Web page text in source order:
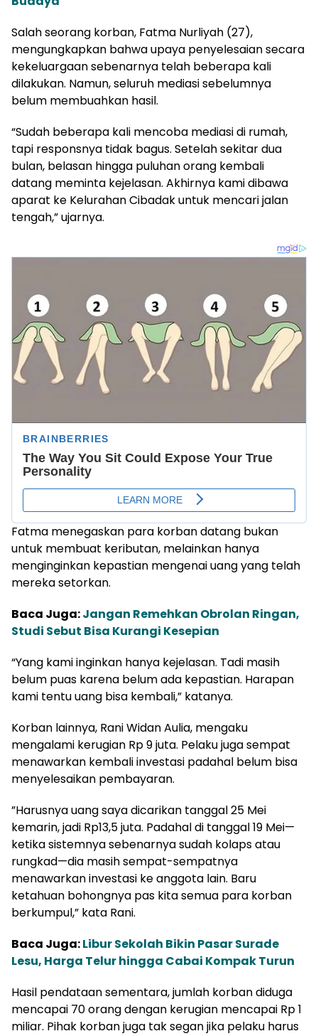
Salah seorang korban, Fatma Nurliyah (27),
mengungkapkan bahwa upaya penyelesaian secara
kekeluargaan sebenarnya telah beberapa kali
dilakukan. Namun, seluruh mediasi sebelumnya
belum membuahkan hasil.
“Sudah beberapa kali mencoba mediasi di rumah,
tapi responsnya tidak bagus. Setelah sekitar dua
bulan, belasan hingga puluhan orang kembali
datang meminta kejelasan. Akhirnya kami dibawa
aparat ke Kelurahan Cibadak untuk mencari jalan
tengah,” ujarnya.
Fatma menegaskan para korban datang bukan
untuk membuat keributan, melainkan hanya
menginginkan kepastian mengenai uang yang telah
mereka setorkan.
Baca Juga:Jangan Remehkan Obrolan Ringan,
Studi Sebut Bisa Kurangi Kesepian
“Yang kami inginkan hanya kejelasan. Tadi masih
belum puas karena belum ada kepastian. Harapan
kami tentu uang bisa kembali,” katanya.
Korban lainnya, Rani Widan Aulia, mengaku
mengalami kerugian Rp 9 juta. Pelaku juga sempat
menawarkan kembali investasi padahal belum bisa
menyelesaikan pembayaran.
​”Harusnya uang saya dicarikan tanggal 25 Mei
kemarin, jadi Rp13,5 juta. Padahal di tanggal 19 Mei—
ketika sistemnya sebenarnya sudah kolaps atau
rungkad—dia masih sempat-sempatnya
menawarkan investasi ke anggota lain. Baru
ketahuan bohongnya pas kita semua para korban
berkumpul,” kata Rani.
Baca Juga:Libur Sekolah Bikin Pasar Surade
Lesu, Harga Telur hingga Cabai Kompak Turun
​Hasil pendataan sementara, jumlah korban diduga
mencapai 70 orang dengan kerugian mencapai Rp 1
miliar. Pihak korban juga tak segan jika pelaku harus